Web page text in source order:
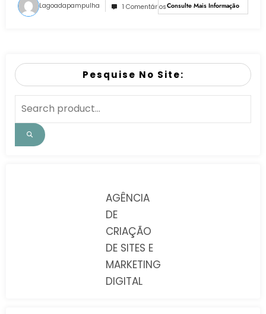
Lagoadapampulha 1 ComentáriosConsulte Mais Informação
Pesquise No Site:
AGÊNCIA
DE
CRIAÇÃO
DE SITES E
MARKETING
DIGITAL